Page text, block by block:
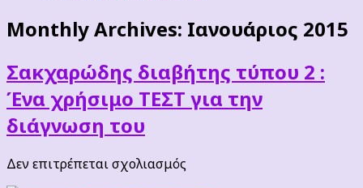
Monthly Archives: Ιανουάριος 2015
Σακχαρώδης διαβήτης τύπου 2 :
Ένα χρήσιμο ΤΕΣΤ για την
διάγνωση του
Δεν επιτρέπεται σχολιασμός